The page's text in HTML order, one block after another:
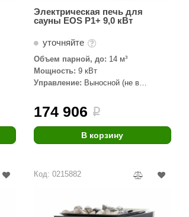
Электрическая печь для
сауны EOS P1+ 9,0 кВт
уточняйте
Объем парной, до: 14 м³
Мощность: 9 кВт
Управление: Выносной (не в
174 906 i
В корзину
Код: 0215882